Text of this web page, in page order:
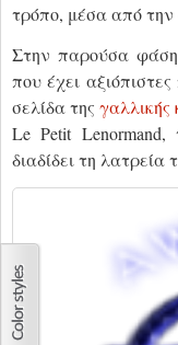
τρόπο, μέσα από την
Στην παρούσα
που έχει
σελίδα της γαλλικής
Le Petit Lenormand,
διαδίδει τη λατρεία